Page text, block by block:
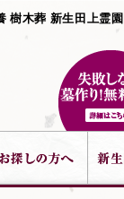
樹木葬 新生田上霊園